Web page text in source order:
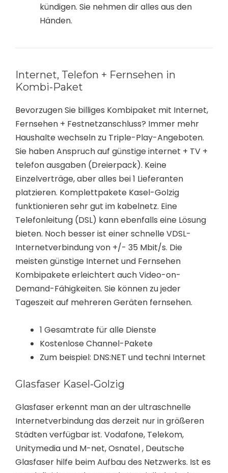
kündigen. Sie nehmen dir alles aus den
Händen.
Internet, Telefon + Fernsehen in
Kombi-Paket
Bevorzugen Sie billiges Kombipaket mit Internet,
Fernsehen + Festnetzanschluss? Immer mehr
Haushalte wechseln zu Triple-Play-Angeboten.
Sie haben Anspruch auf günstige internet + TV +
telefon ausgaben (Dreierpack). Keine
Einzelverträge, aber alles bei 1 Lieferanten
platzieren. Komplettpakete Kasel-Golzig
funktionieren sehr gut im kabelnetz. Eine
Telefonleitung (DSL) kann ebenfalls eine Lösung
bieten. Noch besser ist einer schnelle VDSL-
Internetverbindung von +/- 35 Mbit/s. Die
meisten günstige Internet und Fernsehen
Kombipakete erleichtert auch Video-on-
Demand-Fähigkeiten. Sie können zu jeder
Tageszeit auf mehreren Geräten fernsehen.
1 Gesamtrate für alle Dienste
Kostenlose Channel-Pakete
Zum beispiel: DNS:NET und techni Internet
Glasfaser Kasel-Golzig
Glasfaser erkennt man an der ultraschnelle
Internetverbindung das derzeit nur in größeren
Städten verfügbar ist. Vodafone, Telekom,
Unitymedia und M-net, Osnatel , Deutsche
Glasfaser hilfe beim Aufbau des Netzwerks. Ist es